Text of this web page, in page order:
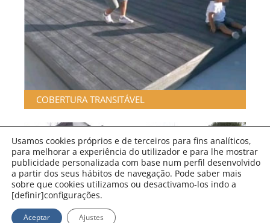
COBERTURA TRANSITÁVEL
Usamos cookies próprios e de terceiros para fins analíticos,
para melhorar a experiência do utilizador e para lhe mostrar
publicidade personalizada com base num perfil desenvolvido
a partir dos seus hábitos de navegação. Pode saber mais
sobre que cookies utilizamos ou desactivamo-los indo a
[definir]configurações.
Aceptar Ajustes
Whatsapp